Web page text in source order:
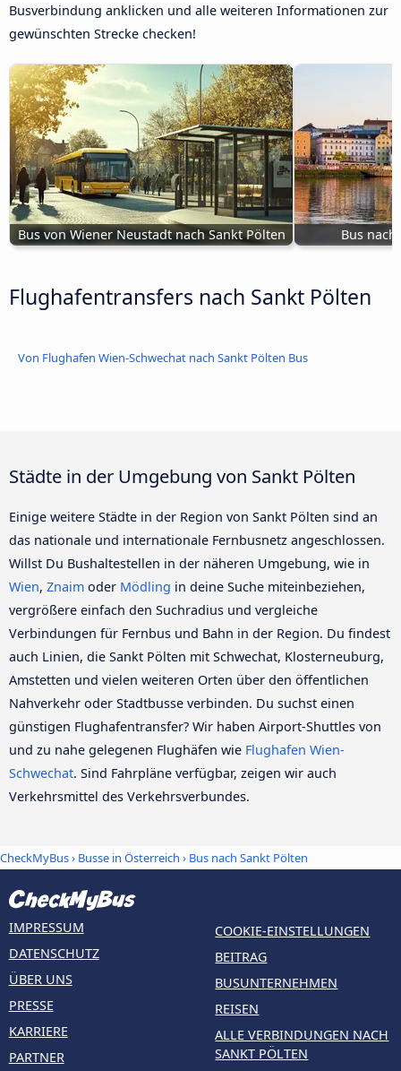
Busverbindung anklicken und alle weiteren Informationen zur
gewünschten Strecke checken!
Bus von Wiener Neustadt nach Sankt Pölten Bus
Flughafentransfers nach Sankt Pölten
Von Flughafen Wien-Schwechat nach Sankt Pölten Bus
Städte in der Umgebung von Sankt Pölten
Einige weitere Städte in der Region von Sankt Pölten sind an
das nationale und internationale Fernbusnetz angeschlossen.
Willst Du Bushaltestellen in der näheren Umgebung, wie in
Wien, Znaim oder Mödling in deine Suche miteinbeziehen,
vergrößere einfach den Suchradius und vergleiche
Verbindungen für Fernbus und Bahn in der Region. Du findest
auch Linien, die Sankt Pölten mit Schwechat, Klosterneuburg,
Amstetten und vielen weiteren Orten über den öffentlichen
Nahverkehr oder Stadtbusse verbinden. Du suchst einen
günstigen Flughafentransfer? Wir haben Airport-Shuttles von
und zu nahe gelegenen Flughäfen wie Flughafen Wien-
Schwechat. Sind Fahrpläne verfügbar, zeigen wir auch
Verkehrsmittel des Verkehrsverbundes.
CheckMyBus› Busse in Österreich › Bus nach Sankt Pölten
IMPRESSUM
DATENSCHUTZ
ÜBER UNS
PRESSE
KARRIERE
PARTNER
COOKIE-EINSTELLUNGEN
BEITRAG
BUSUNTERNEHMEN
REISEN
ALLE VERBINDUNGEN NACH
SANKT PÖLTEN